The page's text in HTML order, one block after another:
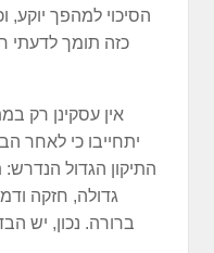
הסיכוי למהפך יוקע,
כזה תומך לדעתי
אין עסקינן רק
יתחייבו כי לאחר
התיקון הגדול
גדולה, חזקה
ברורה. נכון, יש